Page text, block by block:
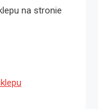
na stronie